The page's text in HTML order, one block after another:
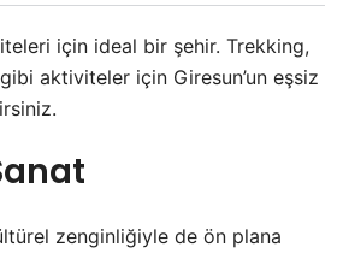
için ideal bir şehir. Trekking,
aktiviteler için Giresun’un eşsiz
zenginliğiyle de ön plana